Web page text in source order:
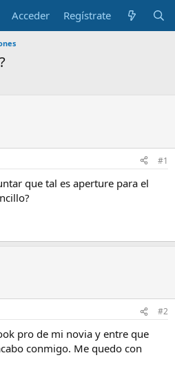
Acceder Regístrate
#1
que tal es aperture para el
#2
pro de mi novia y entre que
conmigo. Me quedo con